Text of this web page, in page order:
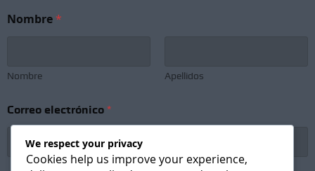
Nombre*
Nombre Apellidos
l
e
Correo electrónico *
We respect your privacy
Cookies help us improve your experience,